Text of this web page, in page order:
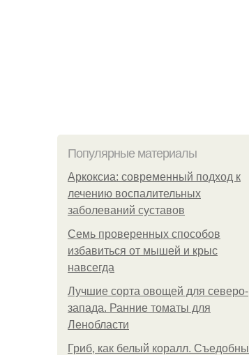
Популярные материалы
Аркоксиа: современный подход к
лечению воспалительных
заболеваний суставов
Семь проверенных способов
избавиться от мышей и крыс
навсегда
Лучшие сорта овощей для северо-
запада. Ранние томаты для
Ленобласти
Гриб, как белый коралл.